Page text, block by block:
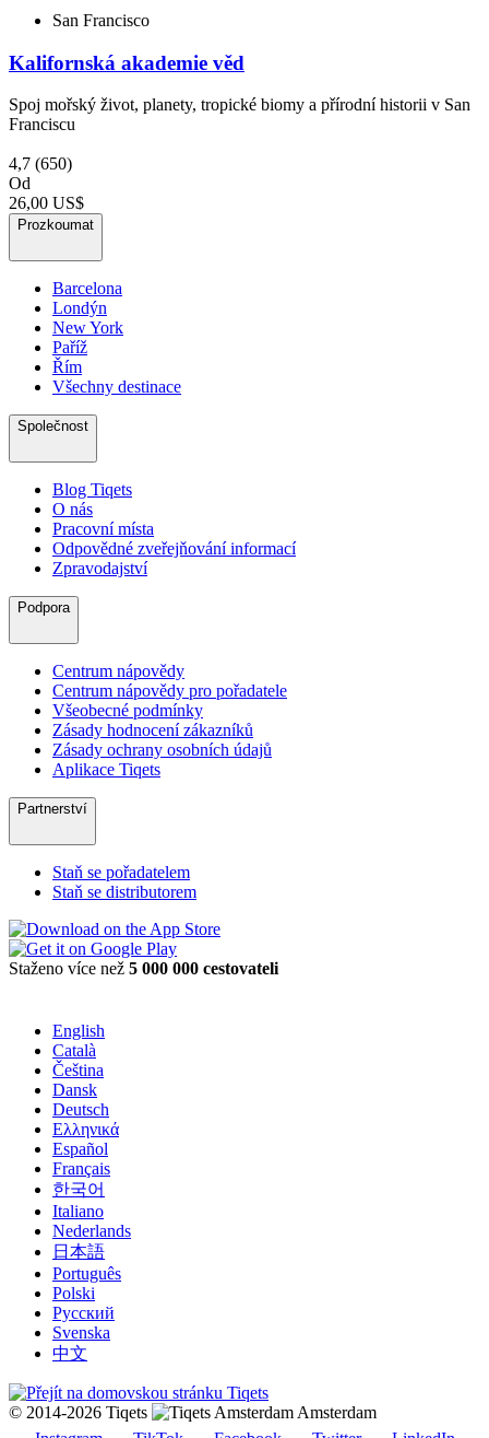
San Francisco
Kalifornská akademie věd
Spoj mořský život, planety, tropické biomy a přírodní historii v San
Franciscu
4,7 (650)
Od
26,00 US$
Prozkoumat
Barcelona
Londýn
New York
Paříž
Řím
Všechny destinace
Společnost
Blog Tiqets
O nás
Pracovní místa
Odpovědné zveřejňování informací
Zpravodajství
Podpora
Centrum nápovědy
Centrum nápovědy pro pořadatele
Všeobecné podmínky
Zásady hodnocení zákazníků
Zásady ochrany osobních údajů
Aplikace Tiqets
Partnerství
Staň se pořadatelem
Staň se distributorem
Staženo více než 5 000 000 cestovateli
English
Català
Čeština
Dansk
Deutsch
Ελληνικά
Español
Français
한국어
Italiano
Nederlands
日本語
Português
Polski
Русский
Svenska
中文
© 2014-2026 Tiqets
Amsterdam